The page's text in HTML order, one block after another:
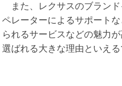
また、レクサスのブラン
ペレーターによるサポート
られるサービスなどの魅力
選ばれる大きな理由といえる